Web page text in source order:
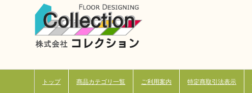
トップ 商品カテゴリ一覧 ご利用案内 特定商取引法表示